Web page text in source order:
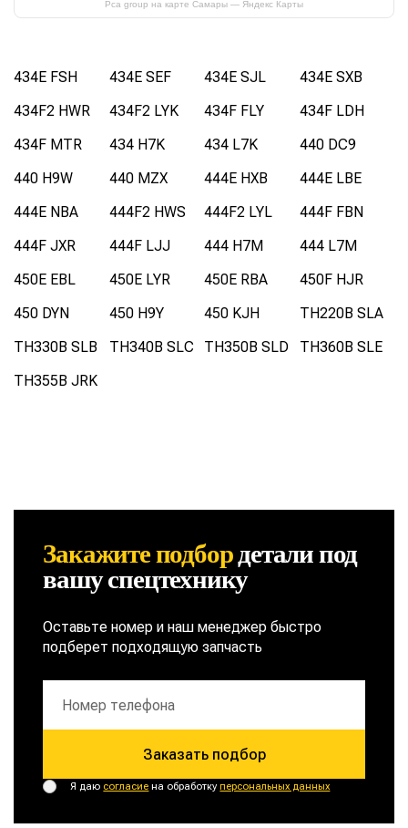
Pca group на карте Самары — Яндекс Карты
434E FSH 434E SEF 434E SJL
434E SXB
434F2 HWR
434F2 LYK 434F FLY
434F LDH
434F MTR
434 H7K 434 L7K
440 DC9
440 H9W
440 MZX 444E HXB
444E LBE
444E NBA
444F2 HWS 444F2 LYL
444F FBN
444F JXR
444F LJJ 444 H7M
444 L7M
450E EBL
450E LYR 450E RBA
450F HJR
450 DYN
450 H9Y 450 KJH
TH220B SLA
TH330B SLB
TH340B SLC TH350B SLD
TH360B SLE
TH355B JRK
Закажите подбордеталипод
вашу спецтехнику
Оставьте номер и наш менеджер быстро
подберет подходящую запчасть
Заказать подбор
Я даю согласие на обработкуперсональных данных